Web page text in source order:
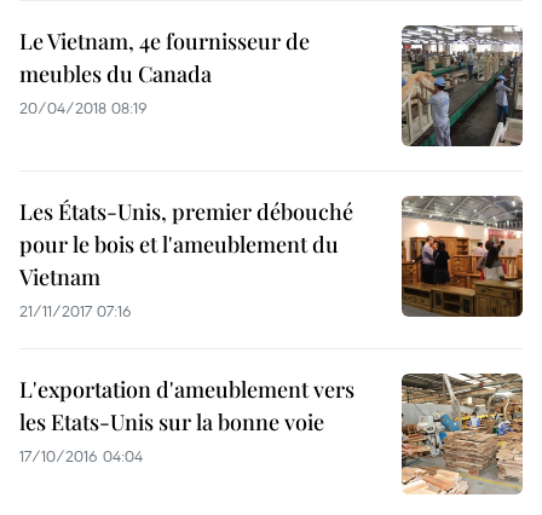
Le Vietnam, 4e fournisseur de
meubles du Canada
20/04/2018 08:19
Les États-Unis, premier débouché
pour le bois et l'ameublement du
Vietnam
21/11/2017 07:16
L'exportation d'ameublement vers
les Etats-Unis sur la bonne voie
17/10/2016 04:04